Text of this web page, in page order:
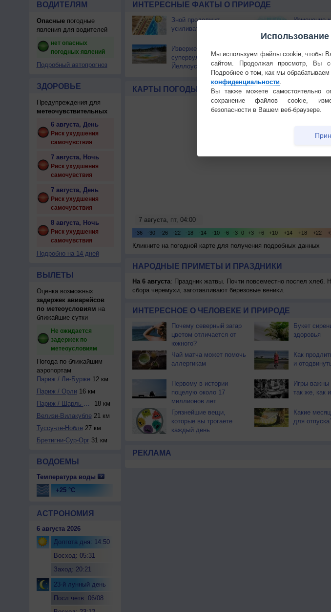
ВОДИТЕЛЯМ
Опасныепогодные
явления для водителей
нет опасных
погодных явлений
Подробный автопрогноз
ЗДОРОВЬЕ
Предупреждения для
метеочувствительных
6 августа, День
Риск ухудшения
самочувствия
7 августа, Ночь
Риск ухудшения
самочувствия
7 августа, День
Риск ухудшения
самочувствия
8 августа, Ночь
Риск ухудшения
самочувствия
Подробно на 14 дней
ВЫЛЕТЫ
Оценка возможных
задержек авиарейсов
по метеоусловиям на
ближайшие сутки
Не ожидается
задержек по
метеоусловиям
Погода по ближайшим
аэропортам
Париж / Ле-Бурже12 км
Париж / Орли 16 км
Париж / Шарль-де-...
18 км
Велизи-Вилакубле21 км
Туссу-ле-Нобле27 км
Бретигни-Сур-Орг 31 км
ВОДОЕМЫ
Температура воды
+25 °C
АСТРОНОМИЯ
6 августа 2026
Долгота дня: 14:50
Восход: 05:31
Заход: 20:21
23-й лунный день
Посл.четв. 06/08
ИНТЕРЕСНЫЕ ФАКТЫ О ПРИРОДЕ
Зной продолжит
усиливаться
Изменение
быстро
Извержение
супервулкана
Йеллоустоун не приведёт
к уничтожению
лесные
КАРТЫ ПОГОДЫ Температура
Кликните на погодной карте для получения подробных данных
НАРОДНЫЕ ПРИМЕТЫ И ПРАЗДНИКИ
На 6 августа: Праздник жатвы. Почти повсеместно поспел хлеб.
сбора черемухи, заготавливают березовые веники.
ИНТЕРЕСНОЕ О ЧЕЛОВЕКЕ И ПРИРОДЕ
Почему северный загар
цветом отличается от
южного?
Букет
здоровья
Чай матча может помочь
аллергикам
Как
и
Первому в истории
поцелую около 17
миллионов лет
Игры важны
так же, как
Грязнейшие вещи,
которые вы трогаете
каждый день
Какие
для
РЕКЛАМА
Мы используем файлы cookie, чтобы
сайтом. Продолжая просмотр, Вы
Подробнее о том, как мы
конфиденциальности.
Вы также можете самостоятельно
сохранение файлов cookie,
безопасности в Вашем веб-браузере.